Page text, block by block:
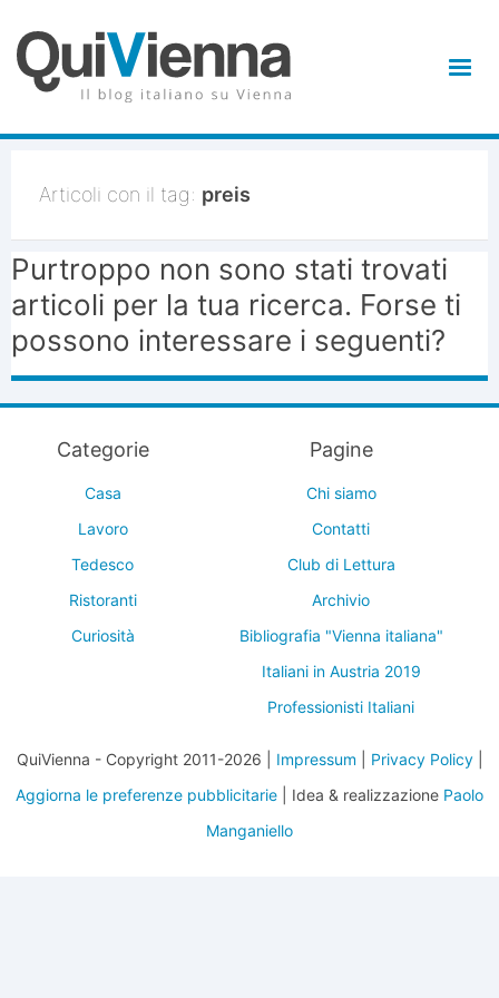
Articoli con il tag: preis
Purtroppo non sono stati trovati
articoli per la tua ricerca. Forse ti
possono interessare i seguenti?
Categorie
Casa
Lavoro
Tedesco
Ristoranti
Curiosità
Pagine
Chi siamo
Contatti
Club di Lettura
Archivio
Bibliografia "Vienna italiana"
Italiani in Austria 2019
Professionisti Italiani
QuiVienna - Copyright 2011-2026 | Impressum Privacy Policy|
Aggiorna le preferenze pubblicitarie | Idea & realizzazione Paolo
Manganiello